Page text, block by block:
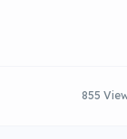
855